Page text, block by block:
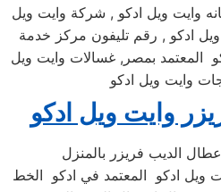
وايت ويل ادكو , شركة وايت ويل
ادكو , رقم تليفون مركز خدمة
المعتمد بمصر, غسالات وايت ويل
وايت ويل ادكو
وايت ويل ادكو
ويل ادكو المعتمد في ادكو الخط